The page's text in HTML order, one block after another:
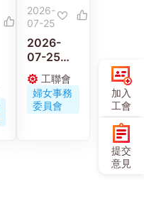
2026-
07-25
2026-
07-25
工聯會婦
女事務委
員會舉辦
《小蟲蟲
工聯會
婦女事務
委員會
加入
工會
提交
意見